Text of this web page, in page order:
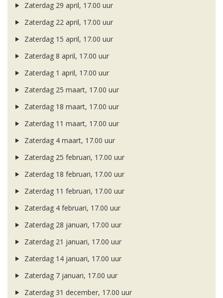
Zaterdag 29 april, 17.00 uur
Zaterdag 22 april, 17.00 uur
Zaterdag 15 april, 17.00 uur
Zaterdag 8 april, 17.00 uur
Zaterdag 1 april, 17.00 uur
Zaterdag 25 maart, 17.00 uur
Zaterdag 18 maart, 17.00 uur
Zaterdag 11 maart, 17.00 uur
Zaterdag 4 maart, 17.00 uur
Zaterdag 25 februari, 17.00 uur
Zaterdag 18 februari, 17.00 uur
Zaterdag 11 februari, 17.00 uur
Zaterdag 4 februari, 17.00 uur
Zaterdag 28 januari, 17.00 uur
Zaterdag 21 januari, 17.00 uur
Zaterdag 14 januari, 17.00 uur
Zaterdag 7 januari, 17.00 uur
Zaterdag 31 december, 17.00 uur